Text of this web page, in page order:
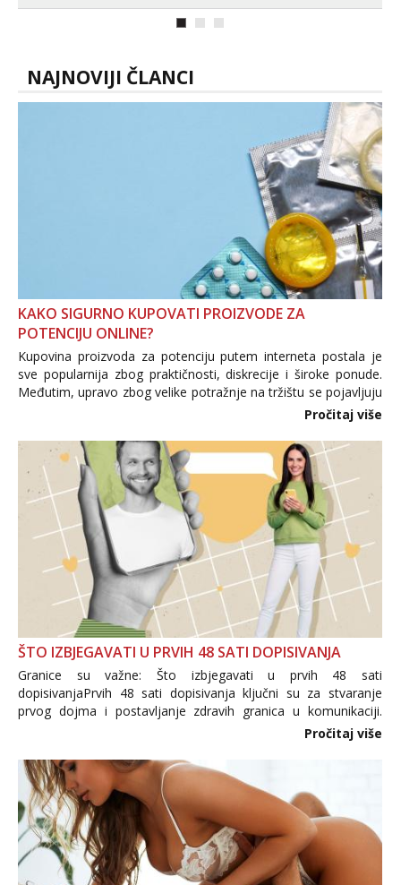
NAJNOVIJI ČLANCI
KAKO SIGURNO KUPOVATI PROIZVODE ZA
POTENCIJU ONLINE?
Kupovina proizvoda za potenciju putem interneta postala je
sve popularnija zbog praktičnosti, diskrecije i široke ponude.
Međutim, upravo zbog velike potražnje na tržištu se pojavljuju
i brojni krivotvoreni proizvodi, nepouzdane internetske
Pročitaj više
ŠTO IZBJEGAVATI U PRVIH 48 SATI DOPISIVANJA
Granice su važne: Što izbjegavati u prvih 48 sati
dopisivanjaPrvih 48 sati dopisivanja ključni su za stvaranje
prvog dojma i postavljanje zdravih granica u komunikaciji.
Važno je izbjeći prebrzo otkrivanje osobnih ili intimnih
informacija, jer nepoznata osoba još nije zaslužila to
povjerenje. Takođe...
Pročitaj više